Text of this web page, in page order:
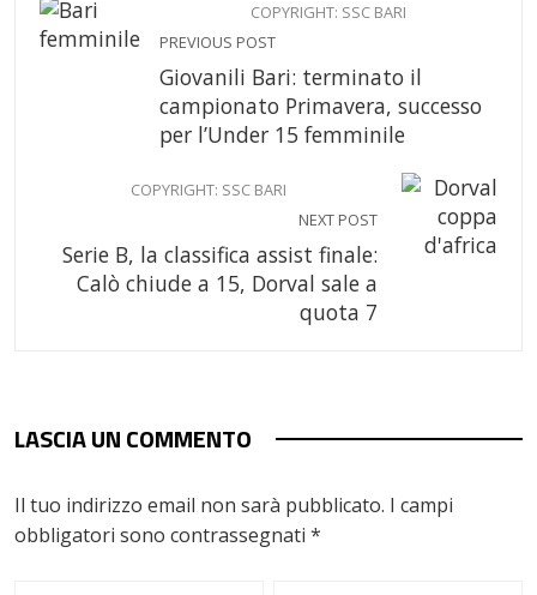
COPYRIGHT: SSC BARI
PREVIOUS POST
Giovanili Bari: terminato il
campionato Primavera, successo
per l’Under 15 femminile
COPYRIGHT: SSC BARI
NEXT POST
Serie B, la classifica assist finale:
Calò chiude a 15, Dorval sale a
quota 7
LASCIA UN COMMENTO
Il tuo indirizzo email non sarà pubblicato. I campi
obbligatori sono contrassegnati *